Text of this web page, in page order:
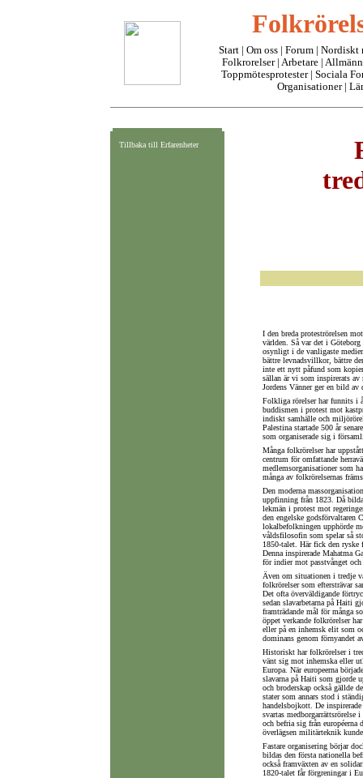
Start Om oss | Forum | Nordiskt
Folkrorelser| Arbetare
Toppmötesprotester| Sociala
Organisationer|
Tillbaka till Erfarenheter
I den breda proteströrelsen
världen. Så var det i Göteborg
osynligt i de vanligaste
bättre levnadsvillkor, bättre
inte ett nytt påfund som
sällan är vi som inspirerats
Jordens Vänner ger en bild av
Folkliga rörelser har funnits i
buddismen i protest mot
indiskt samhälle och
Palestina startade 500 år
som organiserade sig i
Många folkrörelser har
centrum för omfattande
medlemsorganisationer som
många av folkrörelsernas
Den moderna
uppfinning från 1823. Då
lekmän i protest mot
den engelske godsförvaltaren
lokalbefolkningen upphörde
våldsfilosofin som spelar så
1850-talet. Här fick den ryske
Denna inspirerade Mahatma
för indier mot passtvånget
Även om situationen i tredje
folkrörelser som eftersträvar
Det ofta överväldigande
sedan slavarbetarna på Haiti
framträdande mål för många
öppet verkande folkrörelser
eller på en inhemsk elit som
dominans genom förnyandet
Historiskt har folkrörelser i
vänt sig mot inhemska eller
Europa. När europeerna
slavarna på Haiti som gjorde
och broderskap också gällde
stater som annars stod i
handelsbojkott. De
svartas
och befria sig från européerna
överlägsen militärteknik
Fastare organisering börjar
bildas den första nationella
också framväxten av en
1820-talet får förgreningar i